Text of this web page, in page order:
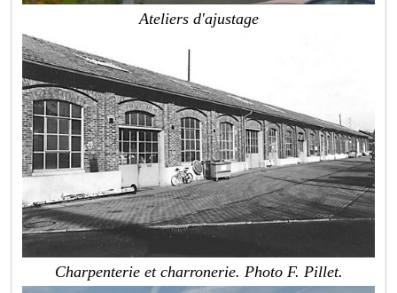
Ateliers d'ajustage
Charpenterie et charronerie. Photo F. Pillet.